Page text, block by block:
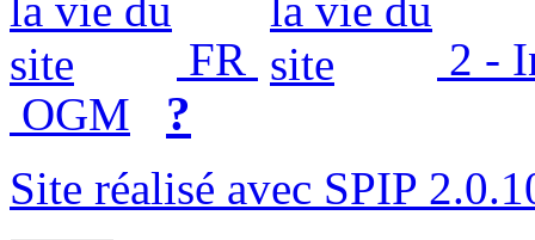
FR
2 -
OGM
?
Site réalisé avec SPIP